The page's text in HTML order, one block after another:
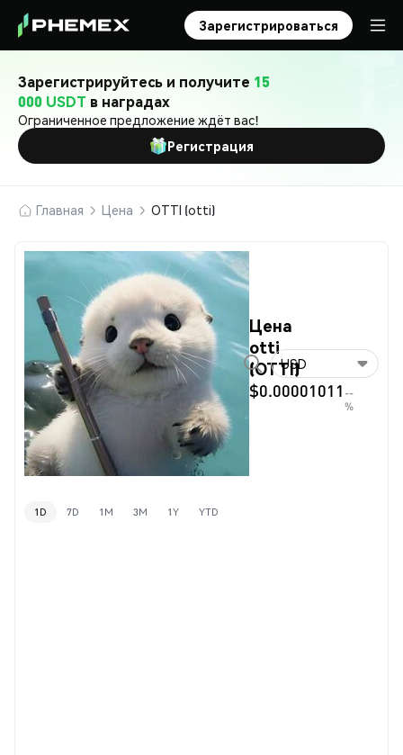
Зарегистрироваться
Зарегистрируйтесь и получите 15
000 USDT в наградах
Ограниченное предложение ждёт вас!
Регистрация
Главная Цена OTTI (otti)
Цена
otti
(OTTI)
$0.00001011 --
%
USD
1D 7D 1M 3M 1Y YTD